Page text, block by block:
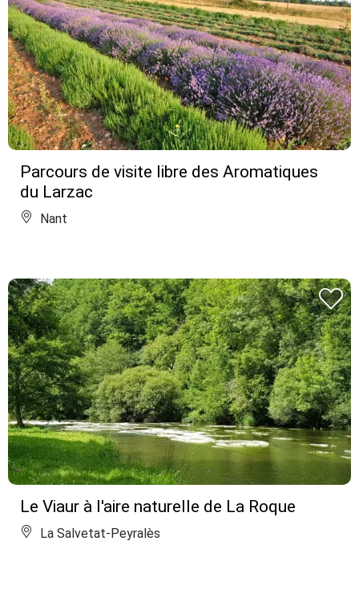
Parcours de visite libre des Aromatiques
du Larzac
Nant
Le Viaur à l'aire naturelle de La Roque
La Salvetat-Peyralès